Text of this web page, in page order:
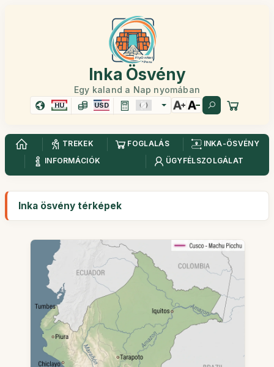
Inka Ösvény
Egy kaland a Nap nyomában
HU USD
TREKEK FOGLALÁS
INKA-ÖSVÉNY
INFORMÁCIÓK
ÜGYFÉLSZOLGÁLAT
Inka ösvény térképek